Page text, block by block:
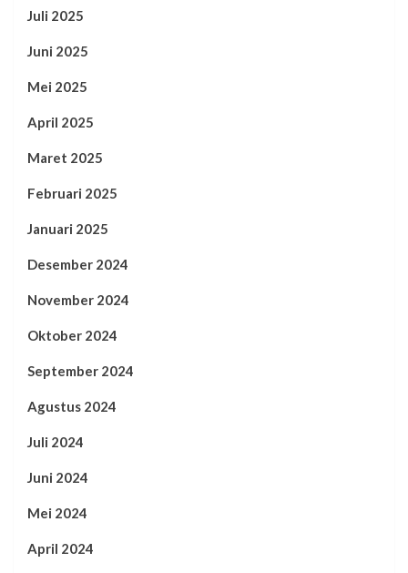
Juli 2025
Juni 2025
Mei 2025
April 2025
Maret 2025
Februari 2025
Januari 2025
Desember 2024
November 2024
Oktober 2024
September 2024
Agustus 2024
Juli 2024
Juni 2024
Mei 2024
April 2024